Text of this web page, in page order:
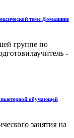
теме Домашние
группе по
-
обучающей
занятия на